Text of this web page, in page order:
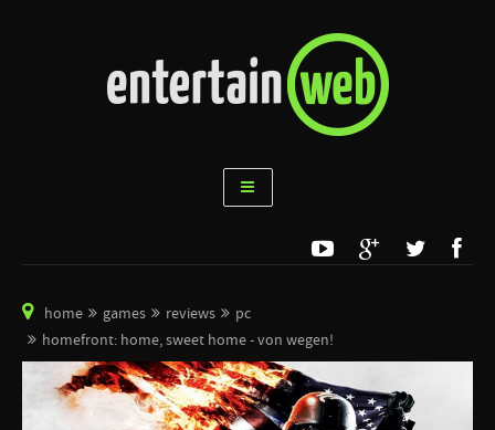
home games reviews
pc
homefront: home, sweet home - von wegen!